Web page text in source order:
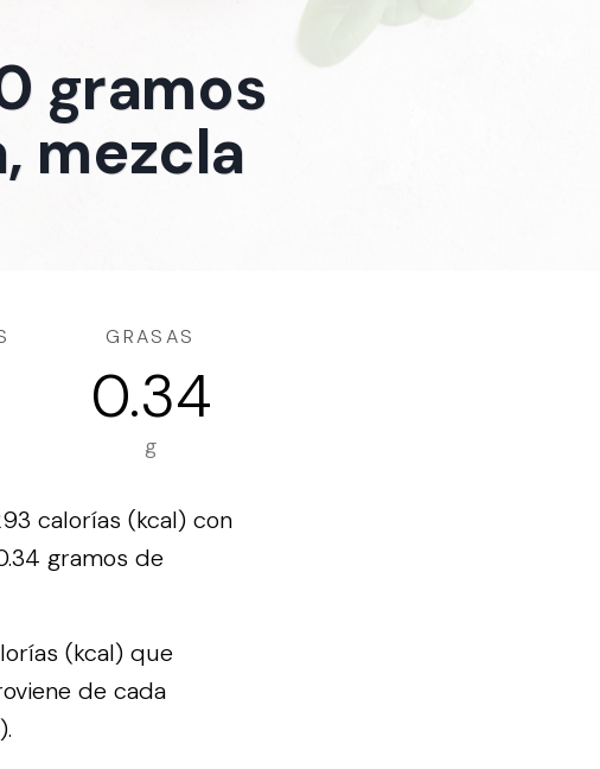
gramos
mezcla
GRASAS
0.34
g
calorías (kcal) con
gramos de
(kcal) que
de cada